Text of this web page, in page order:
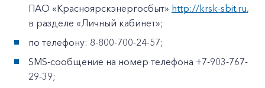
ПАО «Красноярскэнергосбыт» http://krsk-sbit.ru,
в разделе «Личный кабинет»;
по телефону: 8-800-700-24-57;
SMS-сообщение на номер телефона +7-903-767-
29-39;